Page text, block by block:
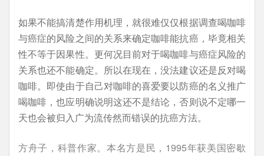
如果不能搞清楚作用机理，就很难仅仅根据调查喝咖啡
与癌症的风险之间的关系来确定咖啡能抗癌，毕竟相关
性不等于因果性。更何况目前对于喝咖啡与癌症风险的
关系也还不能确定。所以在现在，没法建议还是反对喝
咖啡。即使由于自己对咖啡的喜爱要以防癌的名义推广
喝咖啡，也应明确说明这还不是结论，否则说不定哪一
天也会被归入广为流传然而错误的抗癌方法。
方舟子，科普作家。本名方是民，1995年获美国密歇